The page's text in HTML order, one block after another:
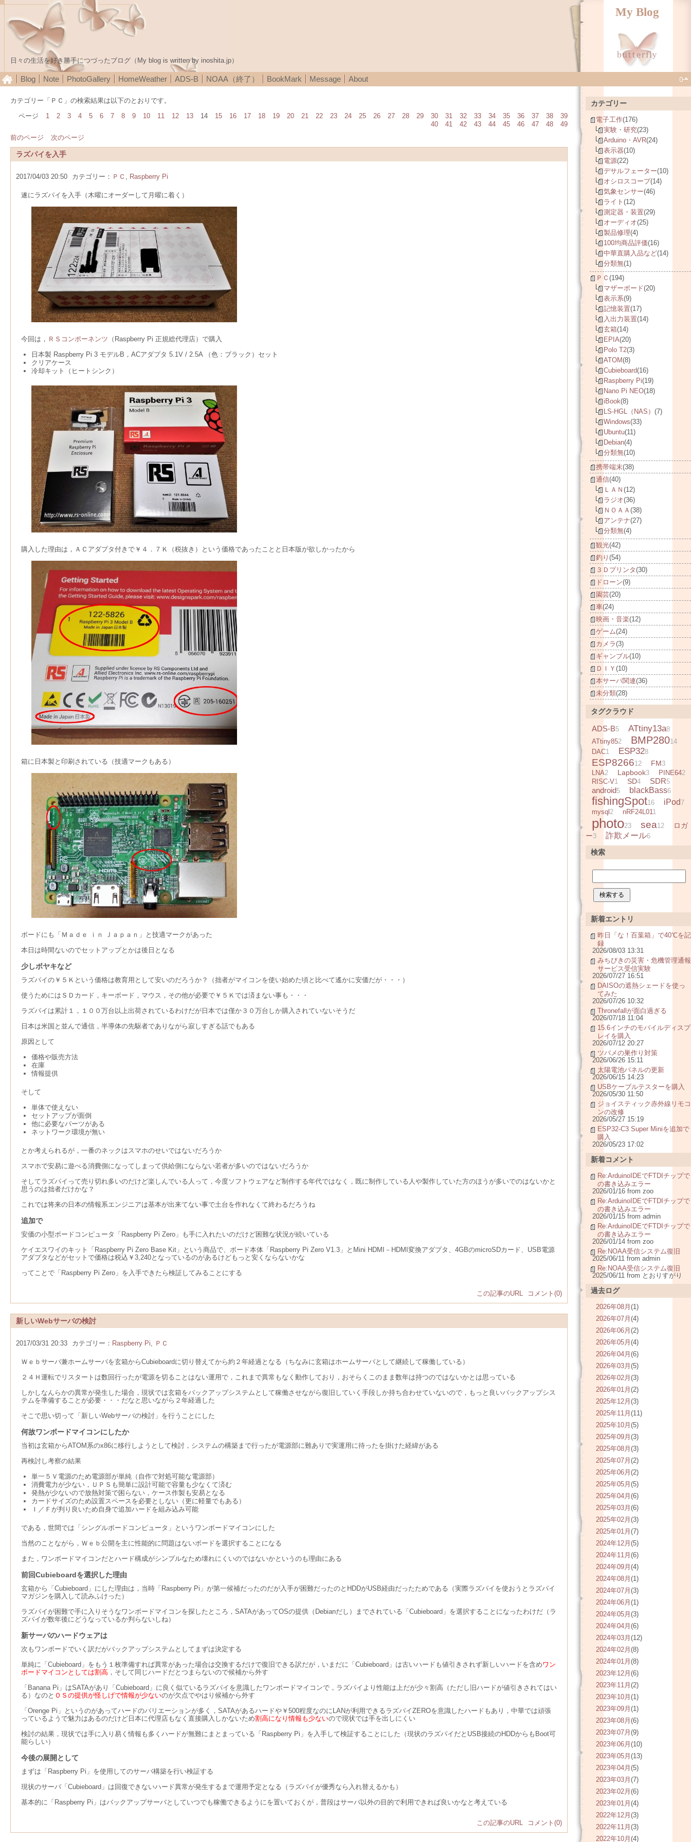
My Blog
日々の生活を好き勝手につづったブログ（My blog is written by inoshita.jp）
Blog Note PhotoGallery HomeWeather ADS-B NOAA（終了） BookMark Message About
カテゴリー「ＰＣ」の検索結果は以下のとおりです。
ページ
1 2 3 4 5 6 7 8 9 10 11 12 13 14 15 16 17 18 19 20 21 22 23 24 25 26 27 28 29 30 31 32 33 34 35 36 37 38
39
40
41 42 43 44 45 46 47 48
49
前のページ
次のページ
ラズパイを入手
2017/04/03 20:50 カテゴリー： ＰＣ , Raspberry Pi
遂にラズパイを入手（木曜にオーダーして月曜に着く）
今回は， ＲＳコンポーネンツ （Raspberry Pi 正規総代理店）で購入
日本製 Raspberry Pi 3 モデルB，ACアダプタ 5.1V / 2.5A （色：ブラック）セット
クリアケース
冷却キット（ヒートシンク）
購入した理由は，ＡＣアダプタ付きで￥４．７Ｋ（税抜き）という価格であったことと日本版が欲しかったから
箱に日本製と印刷されている（技適マークもある）
ボードにも「Ｍａｄｅ ｉｎ Ｊａｐａｎ」と技適マークがあった
本日は時間ないのでセットアップとかは後日となる
少しボヤキなど
ラズパイの￥５Ｋという価格は教育用として安いのだろうか？（拙者がマイコンを使い始めた頃と比べて遙かに安価だが・・・）
使うためにはＳＤカード，キーボード，マウス，その他が必要で￥５Ｋでは済まない事も・・・
ラズパイは累計１，１００万台以上出荷されているわけだが日本では僅か３０万台しか購入されていないそうだ
日本は米国と並んで通信，半導体の先駆者でありながら寂しすぎる話でもある
原因として
価格や販売方法
在庫
情報提供
そして
単体で使えない
セットアップが面倒
他に必要なパーツがある
ネットワーク環境が無い
とか考えられるが，一番のネックはスマホのせいではないだろうか
スマホで安易に遊べる消費側になってしまって供給側にならない若者が多いのではないだろうか
そしてラズパイって売り切れ多いのだけど楽しんでいる人って，今度ソフトウェアなど制作する年代ではなく，既に制作している人や製作していた方のほうが多いでのはないかと
思うのは拙者だけかな？
これでは将来の日本の情報系エンジニアは基本が出来てない事で土台を作れなくて終わるだろうね
追加で
安価の小型ボードコンピュータ「Raspberry Pi Zero」も手に入れたいのだけど困難な状況が続いている
ケイエスワイのキット「Raspberry Pi Zero Base Kit」という商品で、ボード本体「Raspberry Pi Zero V1.3」とMini HDMI－HDMI変換アダプタ、4GBのmicroSDカード、USB電源
アダプタなどがセットで価格は税込￥3,240となっているのがあるけどもっと安くならないかな
ってことで「Raspberry Pi Zero」を入手できたら検証してみることにする
この記事のURL コメント(0)
新しいWebサーバの検討
2017/03/31 20:33 カテゴリー： Raspberry Pi, ＰＣ
Ｗｅｂサーバ兼ホームサーバを玄箱からCubieboardに切り替えてから約２年経過となる（ちなみに玄箱はホームサーバとして継続して稼働している）
２４Ｈ運転でリスタートは数回行ったが電源を切ることはない運用で，これまで異常もなく動作しており，おそらくこのまま数年は持つのではないかとは思っている
しかしなんらかの異常が発生した場合，現状では玄箱をバックアップシステムとして稼働させながら復旧していく手段しか持ち合わせていないので，もっと良いバックアップシス
テムを準備することが必要・・・だなと思いながら２年経過した
そこで思い切って「新しいWebサーバの検討」を行うことにした
何故ワンボードマイコンにしたか
当初は玄箱からATOM系のx86に移行しようとして検討，システムの構築まで行ったが電源部に難ありで実運用に待ったを掛けた経緯がある
再検討し考察の結果
単一５Ｖ電源のため電源部が単純（自作で対処可能な電源部）
消費電力が少ない，ＵＰＳも簡単に設計可能で容量も少なくて済む
発熱が少ないので放熱対策で困らない，ケース作製も安易となる
カードサイズのため設置スペースを必要としない（更に軽量でもある）
Ｉ／Ｆが判り良いため自身で追加ハードを組み込み可能
である，世間では「シングルボードコンピュータ」というワンボードマイコンにした
当然のことながら，Ｗｅｂ公開を主に性能的に問題はないボードを選択することになる
また，ワンボードマイコンだとハード構成がシンプルなため壊れにくいのではないかというのも理由にある
前回Cubieboardを選択した理由
玄箱から「Cubieboard」にした理由は，当時「Raspberry Pi」が第一候補だったのだが入手が困難だったのとHDDがUSB経由だったためである（実際ラズパイを使おうとラズパイ
マガジンを購入して読みふけった）
ラズパイが困難で手に入りそうなワンボードマイコンを探したところ，SATAがあってOSの提供（Debianだし）までされている「Cubieboard」を選択することになったわけだ（ラ
ズパイが数年後にどうなっているか判らないしね）
新サーバのハードウェアは
次もワンボードでいく訳だがバックアップシステムとしてまずは決定する
単純に「Cubieboard」をもう１枚準備すれば異常があった場合は交換するだけで復旧できる訳だが，いまだに「Cubieboard」は古いハードも値引きされず新しいハードを含めワン
ボードマイコンとしては割高 ，そして同じハードだとつまらないので候補から外す
「Banana Pi」はSATAがあり「Cubieboard」に良く似ているラズパイを意識したワンボードマイコンで，ラズパイより性能は上だが少々割高（ただし旧ハードが値引きされてはい
る）なのと ＯＳの提供が怪しげで情報が少ないのが欠点でやはり候補から外す
「Orenge Pi」というのがあってハードのバリエーションが多く，SATAがあるハードや￥500程度なのにLANが利用できるラズパイZEROを意識したハードもあり，中華では頑張
っているようで魅力はあるのだけど日本に代理店もなく直接購入しかないため割高になり情報も少ないので現状では手を出しにくい
検討の結果，現状では手に入り易く情報も多くハードが無難にまとまっている「Raspberry Pi」を入手して検証することにした（現状のラズパイだとUSB接続のHDDからもBoot可
能らしい）
今後の展開として
まずは「Raspberry Pi」を使用してのサーバ構築を行い検証する
現状のサーバ「Cubieboard」は回復できないハード異常が発生するまで運用予定となる（ラズパイが優秀なら入れ替えるかも）
基本的に「Raspberry Pi」はバックアップサーバとしていつでも稼働できるようにを置いておくが，普段はサーバ以外の目的で利用できれば良いかなと考えている
この記事のURL コメント(0)
カテゴリー
電子工作(176)
実験・研究(23)
Arduino・AVR(24)
表示器(10)
電源(22)
デサルフェーター(10)
オシロスコープ(14)
気象センサー(46)
ライト (12)
測定器・装置(29)
オーディオ(25)
製品修理(4)
100均商品評価(16)
中華直購入品など(14)
分類無(1)
ＰＣ (194)
マザーボード(20)
表示系(9)
記憶装置(17)
入出力装置(14)
玄箱(14)
EPIA(20)
Polo T2(3)
ATOM(8)
Cubieboard(16)
Raspberry Pi(19)
Nano Pi NEO(18)
iBook(8)
LS-HGL（NAS） (7)
Windows(33)
Ubuntu(11)
Debian(4)
分類無(10)
携帯端末(38)
通信(40)
ＬＡＮ (12)
ラジオ(36)
ＮＯＡＡ (38)
アンテナ(27)
分類無(4)
観光(42)
釣り (54)
３Ｄプリンタ(30)
ドローン(9)
園芸(20)
車(24)
映画・音楽(12)
ゲーム(24)
カメラ(3)
ギャンブル(10)
ＤＩＹ (10)
本サーバ関連(36)
未分類(28)
タグクラウド
ADS-B5 ATtiny13a8
ATtiny852 BMP28014
DAC1 ESP328
ESP826612 FM3
LNA2 Lapbook3 PINE642
RISC-V1 SD4 SDR5
android5 blackBass6
fishingSpot16 iPod7
mysql 2 nRF24L011
photo23 sea12
ロガ
ー3 詐欺メール6
検索
新着エントリ
昨日「な！百葉箱」で40℃を記
録
2026/08/03 13:31
みちびきの災害・危機管理通報
サービス受信実験
2026/07/27 16:51
DAISOの遮熱シェードを使っ
てみた
2026/07/26 10:32
Thronefallが面白過ぎる
2026/07/18 11:04
15.6インチのモバイルディスプ
レイを購入
2026/07/12 20:27
ツバメの巣作り対策
2026/06/26 15:11
太陽電池パネルの更新
2026/06/15 14:23
USBケーブルテスターを購入
2026/05/30 11:50
ジョイスティック赤外線リモコ
ンの改修
2026/05/27 15:19
ESP32-C3 Super Miniを追加で
購入
2026/05/23 17:02
新着コメント
Re:ArduinoIDEでFTDIチップで
の書き込みエラー
2026/01/16 from zoo
Re:ArduinoIDEでFTDIチップで
の書き込みエラー
2026/01/15 from admin
Re:ArduinoIDEでFTDIチップで
の書き込みエラー
2026/01/14 from zoo
Re:NOAA受信システム復旧
2025/06/11 from admin
Re:NOAA受信システム復旧
2025/06/11 from とおりすがり
過去ログ
2026年08月 (1)
2026年07月 (4)
2026年06月 (2)
2026年05月 (4)
2026年04月 (6)
2026年03月 (5)
2026年02月 (3)
2026年01月 (2)
2025年12月 (3)
2025年11月 (11)
2025年10月 (5)
2025年09月 (3)
2025年08月 (3)
2025年07月 (2)
2025年06月 (2)
2025年05月 (5)
2025年04月 (6)
2025年03月 (6)
2025年02月 (3)
2025年01月 (7)
2024年12月 (5)
2024年11月 (6)
2024年09月 (4)
2024年08月 (1)
2024年07月 (3)
2024年06月 (1)
2024年05月 (3)
2024年04月 (6)
2024年03月 (12)
2024年02月 (8)
2024年01月 (8)
2023年12月 (6)
2023年11月 (2)
2023年10月 (1)
2023年09月 (1)
2023年08月 (6)
2023年07月 (9)
2023年06月 (10)
2023年05月 (13)
2023年04月 (5)
2023年03月 (7)
2023年02月 (6)
2023年01月 (4)
2022年12月 (3)
2022年11月 (3)
2022年10月 (4)